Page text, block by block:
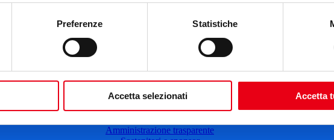
Preferenze Statistiche
Accetta selezionati Accetta
Il Teatro del Giglio Giacomo Puccini
Atti e Regolamenti
Amministrazione trasparente